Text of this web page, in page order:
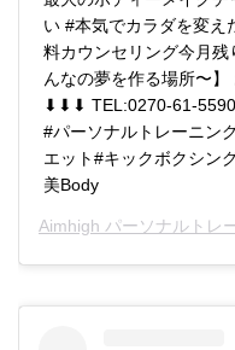
い #本気でカラダを変え
料カウンセリング今月
んなの夢を作る場所〜
⬇︎⬇︎⬇︎ TEL:0270-61-5590
#パーソナルトレーニン
エット#キックボクシン
美Body
Aimhigh パーソナルトレ